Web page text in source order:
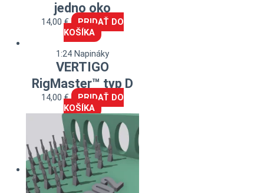
jedno oko
14,00€
PRIDAŤ DO
KOŠÍKA
1:24 Napináky
VERTIGO
RigMaster™ typ D
14,00€
PRIDAŤ DO
KOŠÍKA